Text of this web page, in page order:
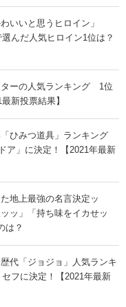
いいと思うヒロイン」
んだ人気ヒロイン1位は？
ターの人気ランキング 1位
新投票結果】
ひみつ道具」ランキング
」に決定！【2021年最新
地上最強の名言決定ッ
ッ」「持ち味をイカせッ
は？
代「ジョジョ」人気ランキ
フに決定！【2021年最新